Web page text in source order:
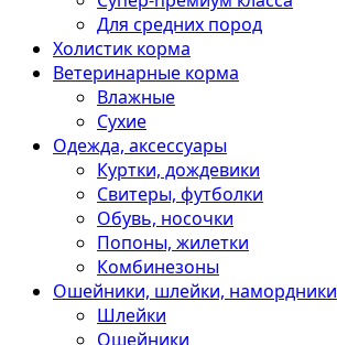
Для средних пород
Холистик корма
Ветеринарные корма
Влажные
Сухие
Одежда, аксессуары
Куртки, дождевики
Свитеры, футболки
Обувь, носочки
Попоны, жилетки
Комбинезоны
Ошейники, шлейки, намордники
Шлейки
Ошейники